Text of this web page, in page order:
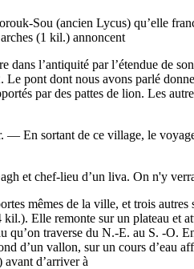
Sou (ancien Lycus) qu’elle
(1 kil.) annoncent
l’antiquité par l’étendue de
pont dont nous avons parlé
par des pattes de lion. Les
En sortant de ce village, le
et chef-lieu d’un liva. On n'y
mêmes de la ville, et trois
Elle remonte sur un plateau et
traverse du N.-E. au S. -
d’un vallon, sur un cours d’eau
d’arriver à